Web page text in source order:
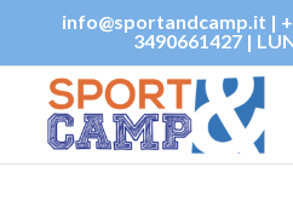
info@sportandcamp.it |
3490661427 |